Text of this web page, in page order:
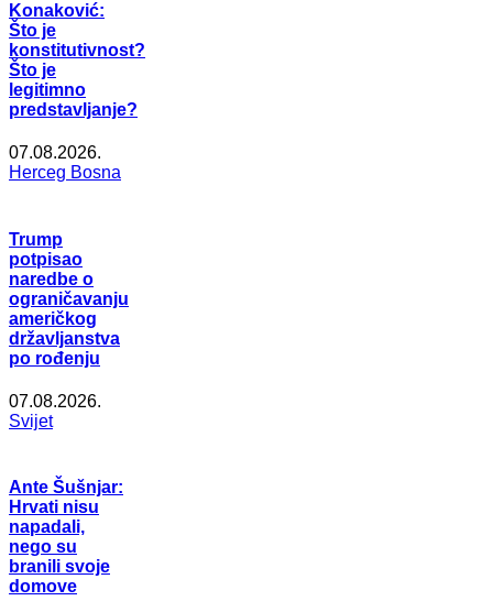
Konaković:
Što je
konstitutivnost?
Što je
legitimno
predstavljanje?
07.08.2026.
Herceg Bosna
Trump
potpisao
naredbe o
ograničavanju
američkog
državljanstva
po rođenju
07.08.2026.
Svijet
Ante Šušnjar:
Hrvati nisu
napadali,
nego su
branili svoje
domove